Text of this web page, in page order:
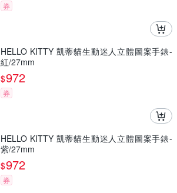
券
HELLO KITTY 凱蒂貓生動迷人立體圖案手錶-
紅/27mm
$972
券
HELLO KITTY 凱蒂貓生動迷人立體圖案手錶-
紫/27mm
$972
券